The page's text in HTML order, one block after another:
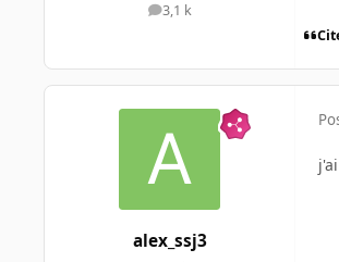
3,1 k
messages
alex_ssj3